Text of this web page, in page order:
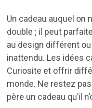
Un cadeau auquel on
double ; il peut
au design différent
inattendu. Les idées
Curiosite et offrir
monde. Ne restez
père un cadeau qu’il